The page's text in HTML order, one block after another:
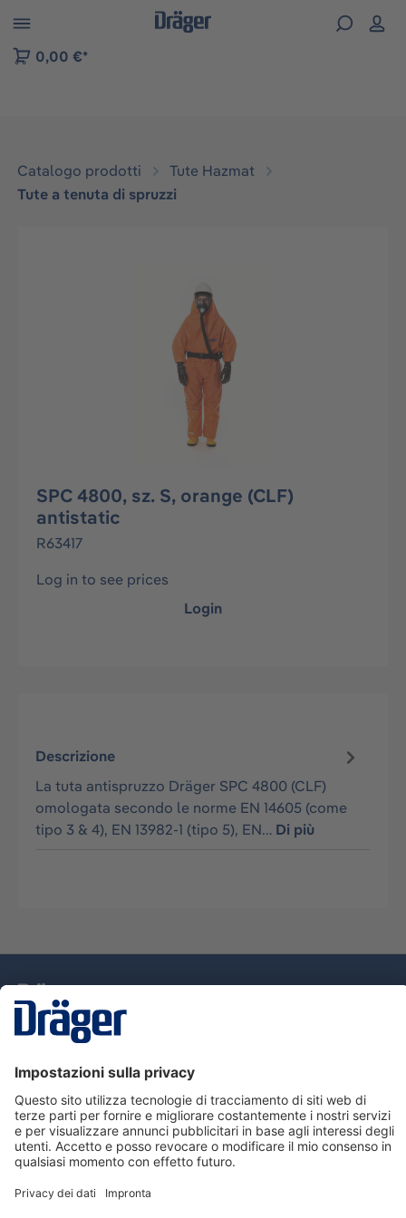
Skip to B2B platform navigation
0,00 €*
Catalogo prodotti
Tute Hazmat
Tute a tenuta di spruzzi
SPC 4800, sz. S, orange (CLF)
antistatic
R63417
Log in to see prices
Login
Descrizione
La tuta antispruzzo Dräger SPC 4800 (CLF)
omologata secondo le norme EN 14605 (come
tipo 3 & 4), EN 13982-1 (tipo 5), EN… Di più
Assistenza
Informazioni su Dräger
Informazioni